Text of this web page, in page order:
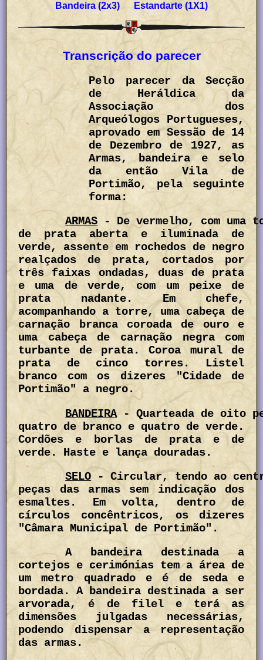
Bandeira (2x3) Estandarte (1X1)
Transcrição do parecer
Pelo parecer da Secção
de Heráldica da
Associação dos
Arqueólogos Portugueses,
aprovado em Sessão de 14
de Dezembro de 1927, as
Armas, bandeira e selo
da então Vila de
Portimão, pela seguinte
forma:
ARMAS- De vermelho, com uma
de prata aberta e iluminada de
verde, assente em rochedos de negro
realçados de prata, cortados por
três faixas ondadas, duas de prata
e uma de verde, com um peixe de
prata nadante. Em chefe,
acompanhando a torre, uma cabeça de
carnação branca coroada de ouro e
uma cabeça de carnação negra com
turbante de prata. Coroa mural de
prata de cinco torres. Listel
branco com os dizeres "Cidade de
Portimão" a negro.
BANDEIRA- Quarteada de oito
quatro de branco e quatro de verde.
Cordões e borlas de prata e de
verde. Haste e lança douradas.
SELO - Circular, tendo ao
peças das armas sem indicação dos
esmaltes. Em volta, dentro de
círculos concêntricos, os dizeres
"Câmara Municipal de Portimão".
A bandeira destinada a
cortejos e cerimónias tem a área de
um metro quadrado e é de seda e
bordada. A bandeira destinada a ser
arvorada, é de filel e terá as
dimensões julgadas necessárias,
podendo dispensar a representação
das armas.